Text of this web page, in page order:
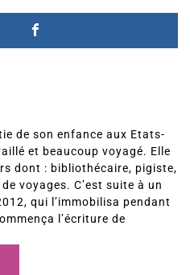
de son enfance aux Etats-
et beaucoup voyagé. Elle
dont : bibliothécaire, pigiste,
voyages. C’est suite à un
qui l’immobilisa pendant
l’écriture de